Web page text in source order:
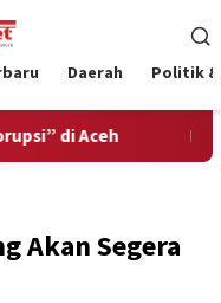
Daerah Politik &
Aceh Bangun
Akan Segera